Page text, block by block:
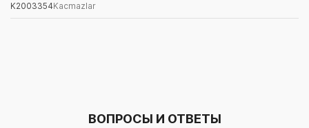
Артикул/БрендНаименование
K2003354Kacmazlar
ВОПРОСЫ И ОТВЕТЫ